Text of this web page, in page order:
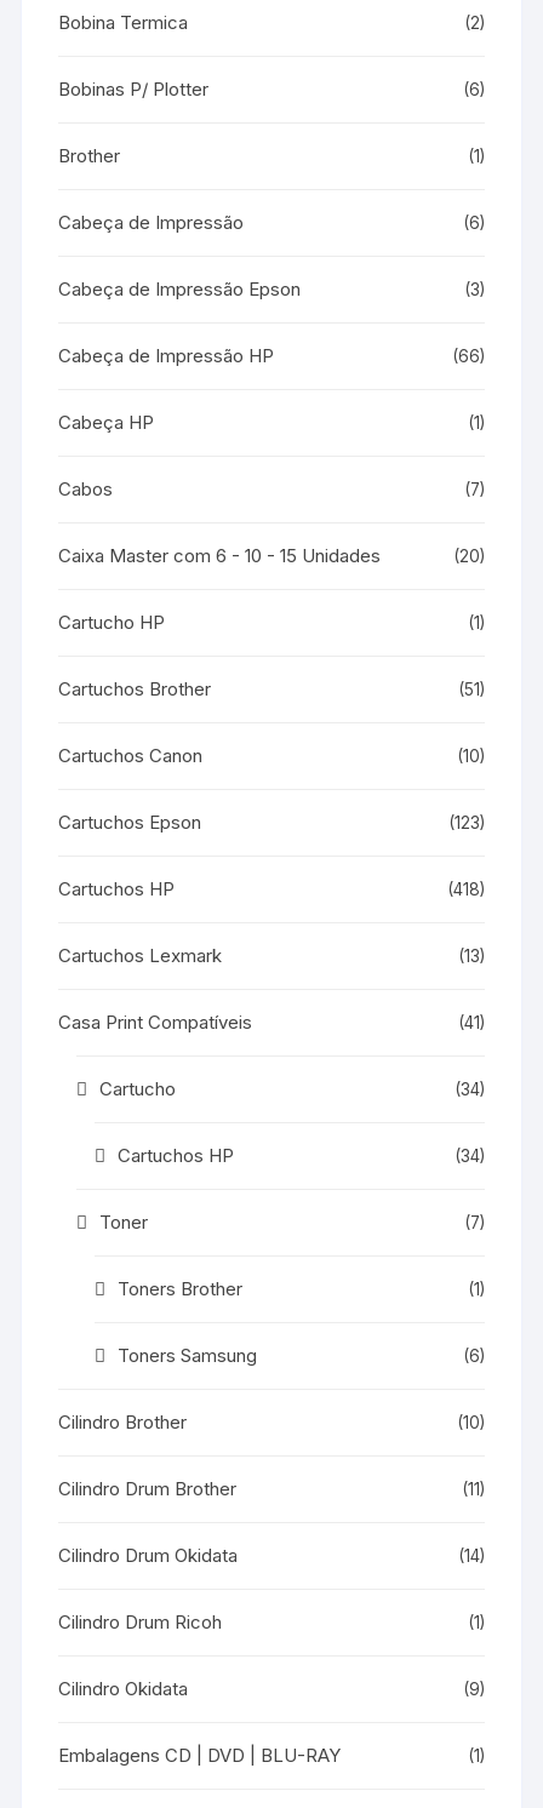
Bobina Termica (2)
Bobinas P/ Plotter (6)
Brother (1)
Cabeça de Impressão (6)
Cabeça de Impressão Epson (3)
Cabeça de Impressão HP (66)
Cabeça HP (1)
Cabos (7)
Caixa Master com 6 - 10 - 15 Unidades (20)
Cartucho HP (1)
Cartuchos Brother (51)
Cartuchos Canon (10)
Cartuchos Epson (123)
Cartuchos HP (418)
Cartuchos Lexmark (13)
Casa Print Compatíveis (41)
Cartucho (34)
Cartuchos HP (34)
Toner (7)
Toners Brother (1)
Toners Samsung (6)
Cilindro Brother (10)
Cilindro Drum Brother (11)
Cilindro Drum Okidata (14)
Cilindro Drum Ricoh (1)
Cilindro Okidata (9)
Embalagens CD | DVD | BLU-RAY (1)